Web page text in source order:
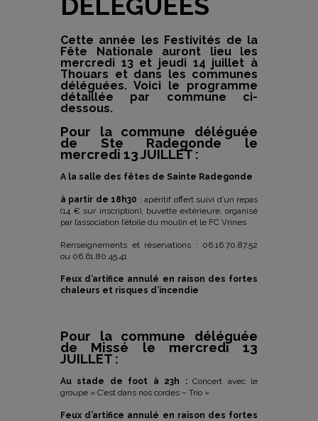
Cette année les Festivités de la
Fête Nationale auront lieu les
mercredi 13 et jeudi 14 juillet à
Thouars et dans les communes
déléguées. Voici le programme
détaillée par commune ci-
dessous.
Pour la commune déléguée
de Ste Radegonde le
mercredi 13 JUILLET :
A la salle des fêtes de Sainte Radegonde
à partir de 18h30 : apéritif offert suivi d’un repas
(14 € sur inscription), buvette extérieure, organisé
par l’association l’étoile du moulin et le FC Vrines
Renseignements et réservations : 06.16.70.87.52
ou 06.61.80.45.41
Feux d’artifice annulé en raison des fortes
chaleurs et risques d’incendie
Pour la commune déléguée
de Missé le mercredi 13
JUILLET :
Au stade de foot à 23h :Concert avec le
groupe « C’est dans nos cordes – Trio »
Feux d’artifice annulé en raison des fortes